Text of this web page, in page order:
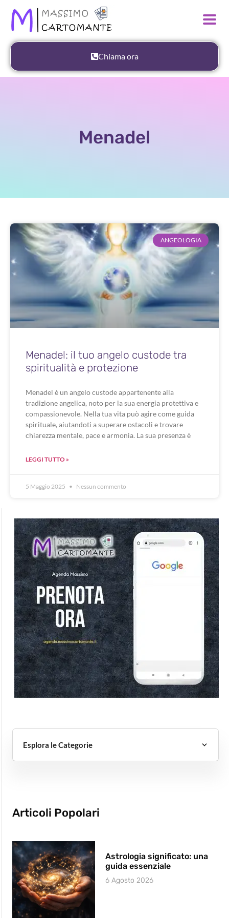
Chiama ora
Menadel
ANGEOLOGIA
Menadel: il tuo angelo custode tra
spiritualità e protezione
Menadel è un angelo custode appartenente alla
tradizione angelica, noto per la sua energia protettiva e
compassionevole. Nella tua vita può agire come guida
spirituale, aiutandoti a superare ostacoli e trovare
chiarezza mentale, pace e armonia. La sua presenza è
LEGGI TUTTO »
5 Maggio 2025 Nessun commento
Esplora le Categorie
Articoli Popolari
Astrologia significato: una
guida essenziale
6 Agosto 2026